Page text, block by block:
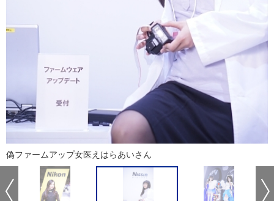
偽ファームアップ女医えはらあいさん